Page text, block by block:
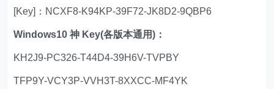
[Key]：NCXF8-K94KP-39F72-JK8D2-9QBP6
Windows10 神 Key(各版本通用)：
KH2J9-PC326-T44D4-39H6V-TVPBY
TFP9Y-VCY3P-VVH3T-8XXCC-MF4YK